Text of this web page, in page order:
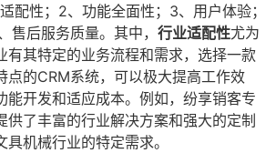
配性；2、功能全面性；3、用户体验；
售后服务质量。其中， 行业适配性尤为
有其特定的业务流程和需求，选择一款
点的CRM系统，可以极大提高工作效
能开发和适应成本。例如，纷享销客专
供了丰富的行业解决方案和强大的定制
机械行业的特定需求。